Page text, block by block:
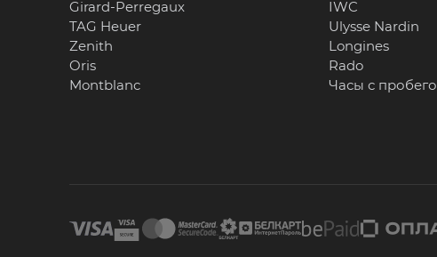
Girard-Perregaux
IWC
TAG Heuer
Ulysse Nardin
Zenith
Longines
Oris
Rado
Montblanc
Часы с